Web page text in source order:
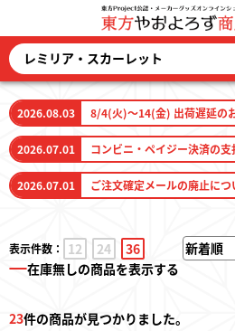
ログイン / 会員登録
ファッション
ファッション雑貨
2026.08.03 8/4(火)～14(金) 出荷遅延の
2026.07.01 コンビニ・ペイジー決済の
2026.07.01 ご注文確定メールの廃止につ
表示件数： 12 24
36
在庫無しの商品を表示する
23件の商品が見つかりました。